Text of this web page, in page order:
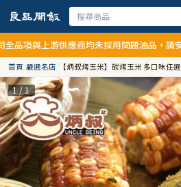
應商均未採用問題油品，請安心購買食用
首頁/嚴選名店/ 【炳叔烤玉米】碳烤玉米 多口味任選
1 / 1